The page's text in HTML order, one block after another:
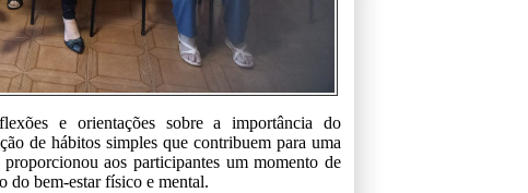
e orientações sobre a importância do
de hábitos simples que contribuem para uma
aos participantes um momento de
do bem-estar físico e mental.